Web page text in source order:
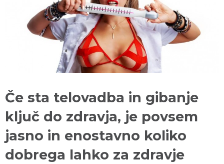
Če sta telovadba in gibanje
ključ do zdravja, je povsem
jasno in enostavno koliko
dobrega lahko za zdravje